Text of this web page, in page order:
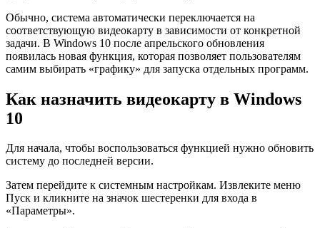
Обычно, система автоматически переключается на
соответствующую видеокарту в зависимости от конкретной
задачи. В Windows 10 после апрельского обновления
появилась новая функция, которая позволяет пользователям
самим выбирать «графику» для запуска отдельных программ.
Как назначить видеокарту в Windows
10
Для начала, чтобы воспользоваться функцией нужно обновить
систему до последней версии.
Затем перейдите к системным настройкам. Извлеките меню
Пуск и кликните на значок шестеренки для входа в
«Параметры».